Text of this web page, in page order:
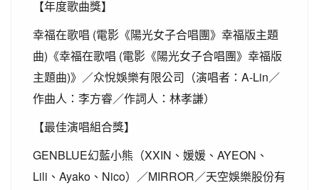
【年度歌曲獎】
幸福在歌唱 (電影《陽光女子合唱團》幸福版主題
曲) 《幸福在歌唱 (電影《陽光女子合唱團》幸福版
主題曲)》／众悅娛樂有限公司（演唱者： A-Lin ／
作曲人：李方睿／作詞人：林孝謙）
【最佳演唱組合獎】
GENBLUE幻藍小熊（XXIN 、媛媛、 AYEON 、
Lili 、 Ayako 、 Nico）／MIRROR ／天空娛樂股份有